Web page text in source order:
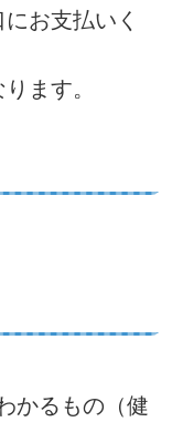
お支払いく
ます。
かるもの（健